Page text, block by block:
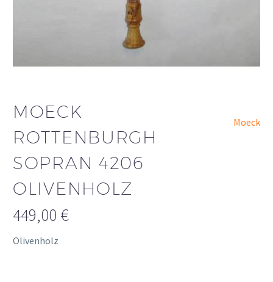
MOECK
ROTTENBURGH
SOPRAN 4206
OLIVENHOLZ
Moeck
449,00 €
Olivenholz